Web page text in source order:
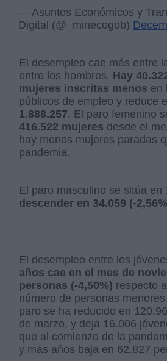
— Asuntos Económicos y
Digital (@_minecogob)
El desempleo cae más entre
entre los hombres. Hay
mujeres inscritas menos en
públicos de empleo y reduce
1.888.257. El paro femenino
416.522 mujeres desde el
hay menos mujeres paradas
pandemia.
El paro masculino se sitúa en
descender en 34.059 (-
El desempleo entre los
años cae en el mes de
personas (-4,50%) respecto
número de personas
paro se ha reducido en
de marzo, y deja 16.006
que al comienzo de la
y más años baja en 62.827